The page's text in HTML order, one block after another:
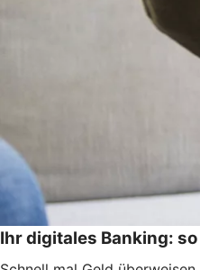
Ihr digitales Banking: